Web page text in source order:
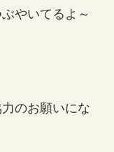
やいてるよ～
のお願いにな